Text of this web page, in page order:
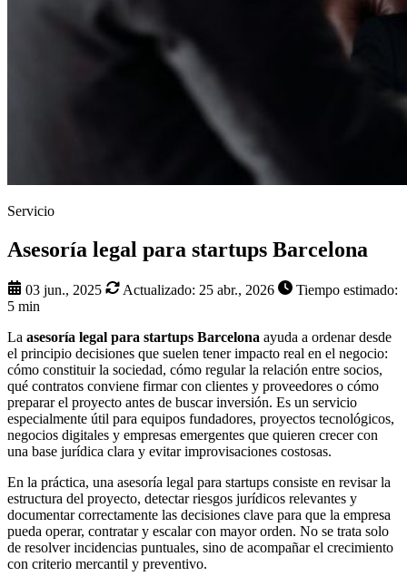
Servicio
Asesoría legal para startups Barcelona
03 jun., 2025 Actualizado: 25 abr., 2026
Tiempo estimado:
5 min
La asesoría legal para startups Barcelona ayuda a ordenar desde
el principio decisiones que suelen tener impacto real en el negocio:
cómo constituir la sociedad, cómo regular la relación entre socios,
qué contratos conviene firmar con clientes y proveedores o cómo
preparar el proyecto antes de buscar inversión. Es un servicio
especialmente útil para equipos fundadores, proyectos tecnológicos,
negocios digitales y empresas emergentes que quieren crecer con
una base jurídica clara y evitar improvisaciones costosas.
En la práctica, una asesoría legal para startups consiste en revisar la
estructura del proyecto, detectar riesgos jurídicos relevantes y
documentar correctamente las decisiones clave para que la empresa
pueda operar, contratar y escalar con mayor orden. No se trata solo
de resolver incidencias puntuales, sino de acompañar el crecimiento
con criterio mercantil y preventivo.